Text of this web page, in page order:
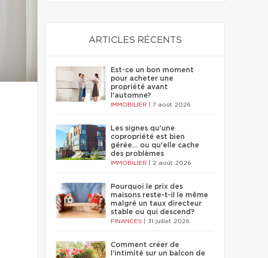
ARTICLES RÉCENTS
Est-ce un bon moment
pour acheter une
propriété avant
l'automne?
IMMOBILIER 7 août 2026
Les signes qu'une
copropriété est bien
gérée… ou qu'elle cache
des problèmes
IMMOBILIER 2 août 2026
Pourquoi le prix des
maisons reste-t-il le même
malgré un taux directeur
stable ou qui descend?
FINANCES 31 juillet 2026
Comment créer de
l'intimité sur un balcon de